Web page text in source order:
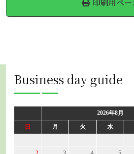
Business day guide